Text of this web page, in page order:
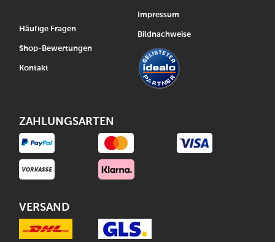
Häufige Fragen
Shop-Bewertungen
Kontakt
Impressum
Bildnachweise
ZAHLUNGSARTEN
VERSAND